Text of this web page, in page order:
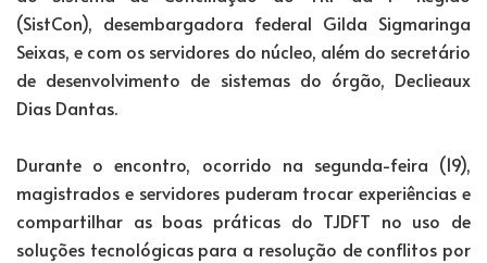
(SistCon), desembargadora federal Gilda Sigmaringa
Seixas, e com os servidores do núcleo, além do secretário
de desenvolvimento de sistemas do órgão, Declieaux
Dias Dantas.
Durante o encontro, ocorrido na segunda-feira (19),
magistrados e servidores puderam trocar experiências e
compartilhar as boas práticas do TJDFT no uso de
soluções tecnológicas para a resolução de conflitos por